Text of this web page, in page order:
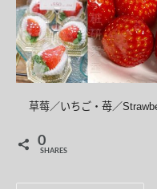
草莓／いちご・苺／
0
SHARES